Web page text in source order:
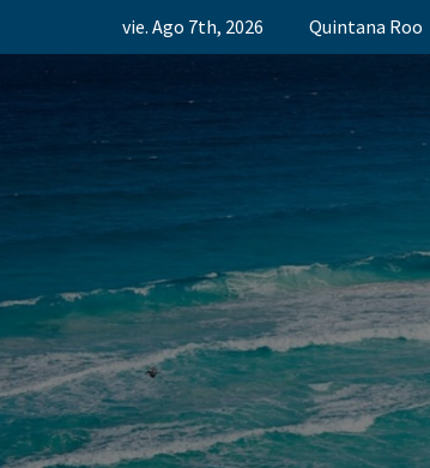
vie. Ago 7th, 2026 Quintana Roo